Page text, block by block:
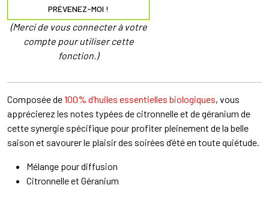
PRÉVENEZ-MOI !
(Merci de vous connecter à votre
compte pour utiliser cette
fonction.)
Composée de100% d’huiles essentielles biologiques, vous
apprécierez les notes typées de citronnelle et de géranium de
cette synergie spécifique pour profiter pleinement de la belle
saison et savourer le plaisir des soirées d’été en toute quiétude.
Mélange pour diffusion
Citronnelle et Géranium